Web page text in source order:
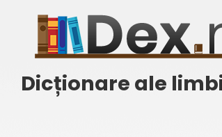
Dicționare ale